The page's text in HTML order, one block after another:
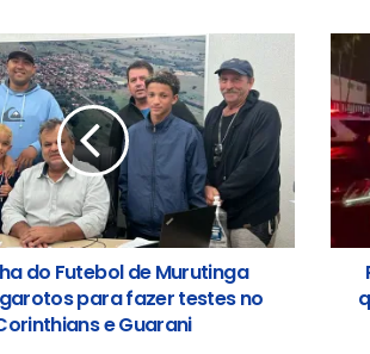
do Futebol de Murutinga
para fazer testes no
e Guarani